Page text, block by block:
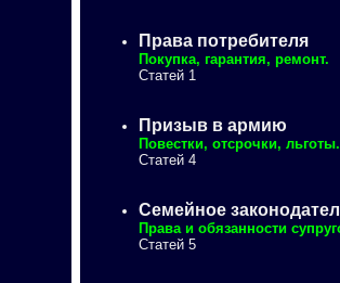
Права потребителя
Покупка, гарантия, ремонт.
Статей 1
Призыв в армию
Повестки, отсрочки, льготы.
Статей 4
Семейное
Права и обязанности
Статей 5